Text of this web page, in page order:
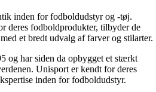
inden for fodboldudstyr og -tøj.
deres fodboldprodukter, tilbyder de
et bredt udvalg af farver og stilarter.
og har siden da opbygget et stærkt
Unisport er kendt for deres
inden for fodboldudstyr.